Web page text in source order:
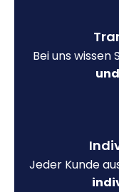
Bei uns wissen
Jeder Kunde